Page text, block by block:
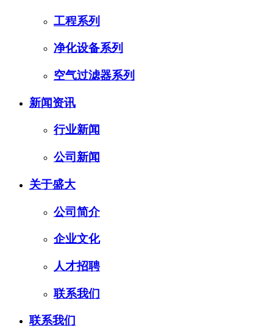
工程系列
净化设备系列
空气过滤器系列
新闻资讯
行业新闻
公司新闻
关于盛大
公司简介
企业文化
人才招聘
联系我们
联系我们